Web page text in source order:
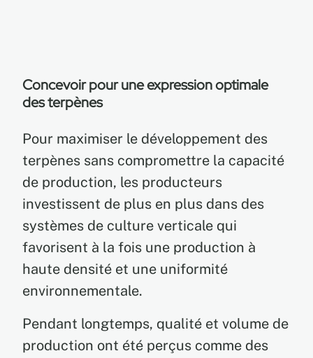
Concevoir pour une expression optimale
des terpènes
Pour maximiser le développement des
terpènes sans compromettre la capacité
de production, les producteurs
investissent de plus en plus dans des
systèmes de culture verticale qui
favorisent à la fois une production à
haute densité et une uniformité
environnementale.
Pendant longtemps, qualité et volume de
production ont été perçus comme des